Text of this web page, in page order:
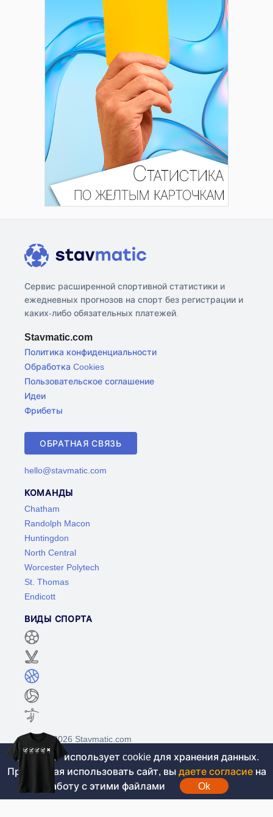
Сервис расширенной спортивной статистики и
ежедневных прогнозов на спорт без регистрации и
каких-либо обязательных платежей.
Stavmatic.com
Политика конфиденциальности
Обработка Cookies
Пользовательское соглашение
Идеи
Фрибеты
ОБРАТНАЯ СВЯЗЬ
hello@stavmatic.com
КОМАНДЫ
Chatham
Randolph Macon
Huntingdon
North Central
Worcester Polytech
St. Thomas
Endicott
ВИДЫ СПОРТА
©2017-2026 Stavmatic.com
Для лиц старше 18 лет. На сайте не
проводятся игры на денежные средства, вся
Этот сайт использует cookie для хранения данных.
Продолжая использовать сайт, вы даете согласие на
работу с этими файлами
Ok